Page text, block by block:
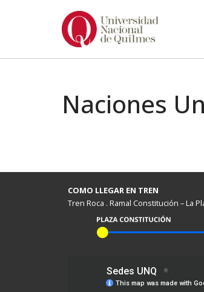
Naciones
COMO LLEGAR EN TREN
Tren Roca . Ramal Constitución – La